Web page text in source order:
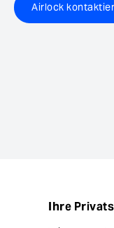
Airlock
Ihre